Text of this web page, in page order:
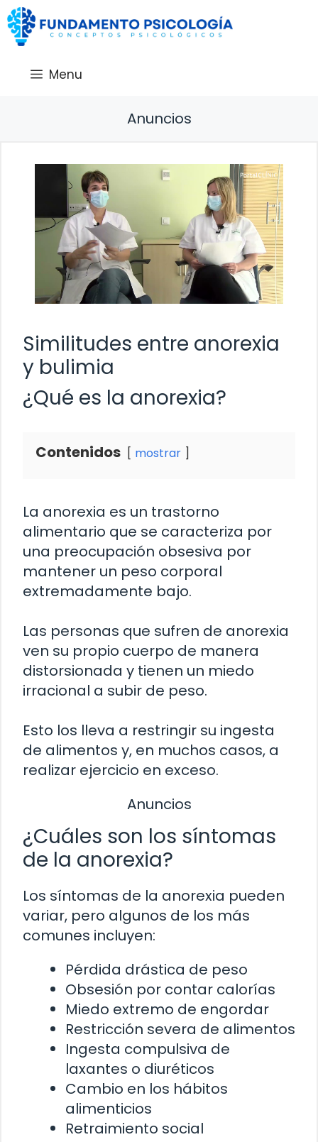
Saltar
al
contenido
Menu
Anuncios
Similitudes entre anorexia
y bulimia
¿Qué es la anorexia?
Contenidos mostrar
La anorexia es un trastorno
alimentario que se caracteriza por
una preocupación obsesiva por
mantener un peso corporal
extremadamente bajo.
Las personas que sufren de anorexia
ven su propio cuerpo de manera
distorsionada y tienen un miedo
irracional a subir de peso.
Esto los lleva a restringir su ingesta
de alimentos y, en muchos casos, a
realizar ejercicio en exceso.
Anuncios
¿Cuáles son los síntomas
de la anorexia?
Los síntomas de la anorexia pueden
variar, pero algunos de los más
comunes incluyen:
Pérdida drástica de peso
Obsesión por contar calorías
Miedo extremo de engordar
Restricción severa de alimentos
Ingesta compulsiva de
laxantes o diuréticos
Cambio en los hábitos
alimenticios
Retraimiento social